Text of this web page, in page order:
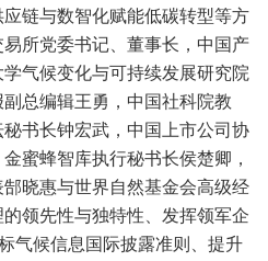
链与数智化赋能低碳转型等方
所党委书记、董事长，中国产
气候变化与可持续发展研究院
总编辑王勇，中国社科院教
书长钟宏武，中国上市公司协
蜜蜂智库执行秘书长侯楚卿，
晓惠与世界自然基金会高级经
领先性与独特性、发挥领军企
气候信息国际披露准则、提升